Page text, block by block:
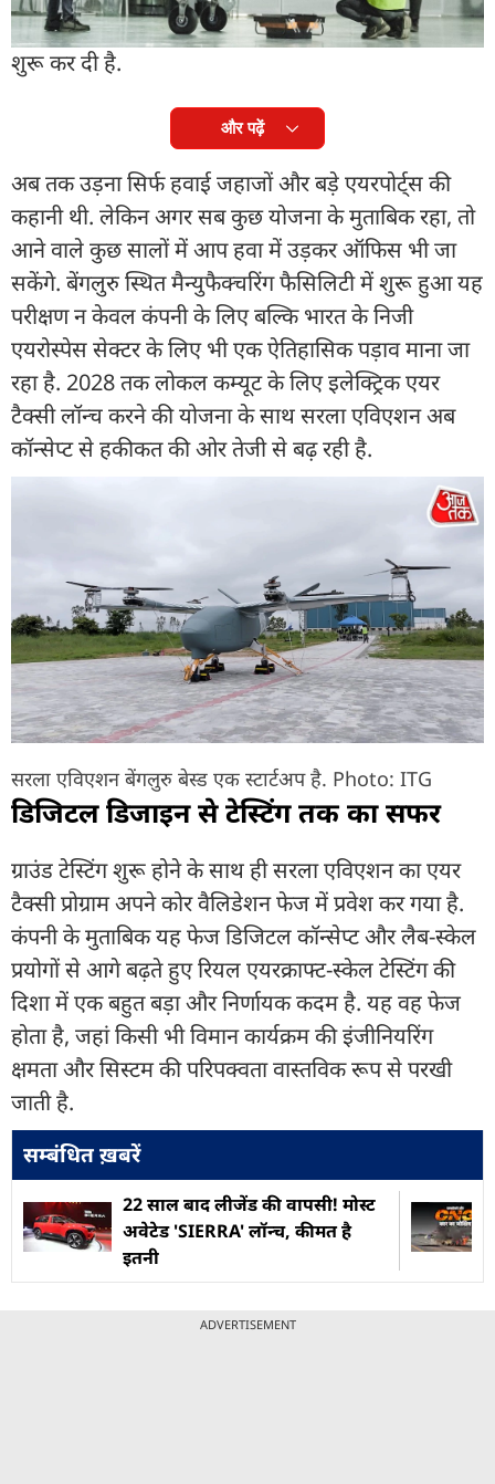
साथ कंपनी ने अपने पहले एयर टैक्सी प्रोग्राम की ग्राउंड टेस्टिंग
शुरू कर दी है.
और पढ़ें
अब तक उड़ना सिर्फ हवाई जहाजों और बड़े एयरपोर्ट्स की
कहानी थी. लेकिन अगर सब कुछ योजना के मुताबिक रहा, तो
आने वाले कुछ सालों में आप हवा में उड़कर ऑफिस भी जा
सकेंगे. बेंगलुरु स्थित मैन्युफैक्चरिंग फैसिलिटी में शुरू हुआ यह
परीक्षण न केवल कंपनी के लिए बल्कि भारत के निजी
एयरोस्पेस सेक्टर के लिए भी एक ऐतिहासिक पड़ाव माना जा
रहा है. 2028 तक लोकल कम्यूट के लिए इलेक्ट्रिक एयर
टैक्सी लॉन्च करने की योजना के साथ सरला एविएशन अब
कॉन्सेप्ट से हकीकत की ओर तेजी से बढ़ रही है.
सरला एविएशन बेंगलुरु बेस्ड एक स्टार्टअप है. Photo: ITG
डिजिटल डिजाइन से टेस्टिंग तक का सफर
ग्राउंड टेस्टिंग शुरू होने के साथ ही सरला एविएशन का एयर
टैक्सी प्रोग्राम अपने कोर वैलिडेशन फेज में प्रवेश कर गया है.
कंपनी के मुताबिक यह फेज डिजिटल कॉन्सेप्ट और लैब-स्केल
प्रयोगों से आगे बढ़ते हुए रियल एयरक्राफ्ट-स्केल टेस्टिंग की
दिशा में एक बहुत बड़ा और निर्णायक कदम है. यह वह फेज
होता है, जहां किसी भी विमान कार्यक्रम की इंजीनियरिंग
क्षमता और सिस्टम की परिपक्वता वास्तविक रूप से परखी
जाती है.
सम्बंधित ख़बरें
22 साल बाद लीजेंड की वापसी! मोस्ट
अवेटेड 'SIERRA' लॉन्च, कीमत है
इतनी
ADVERTISEMENT